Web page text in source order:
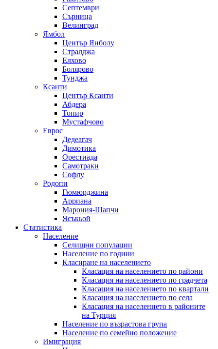
Септември
Сърница
Велинград
Ямбол
Център Янболу
Стралджа
Елхово
Болярово
Тунджа
Ксанти
Център Ксанти
Абдера
Топир
Мустафчово
Еврос
Дедеагач
Димотика
Орестиада
Самотраки
Софлу
Родопи
Гюмюрджина
Арриана
Марония-Шапчи
Ясъкьой
Статистика
Население
Селищни популации
Население по години
Класиране на населението
Класация на населението по райони
Класация на населението по градчета
Класация на населението по квартали
Класация на населението по села
Класация на населението в районите
на Турция
Население по възрастова група
Население по семейно положение
Имиграция